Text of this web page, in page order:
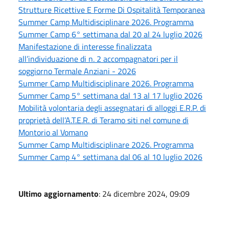
Strutture Ricettive E Forme Di Ospitalità Temporanea
Summer Camp Multidisciplinare 2026. Programma
Summer Camp 6° settimana dal 20 al 24 luglio 2026
Manifestazione di interesse finalizzata
all’individuazione di n. 2 accompagnatori per il
soggiorno Termale Anziani - 2026
Summer Camp Multidisciplinare 2026. Programma
Summer Camp 5° settimana dal 13 al 17 luglio 2026
Mobilità volontaria degli assegnatari di alloggi E.R.P. di
proprietà dell’A.T.E.R. di Teramo siti nel comune di
Montorio al Vomano
Summer Camp Multidisciplinare 2026. Programma
Summer Camp 4° settimana dal 06 al 10 luglio 2026
Ultimo aggiornamento: 24 dicembre 2024, 09:09